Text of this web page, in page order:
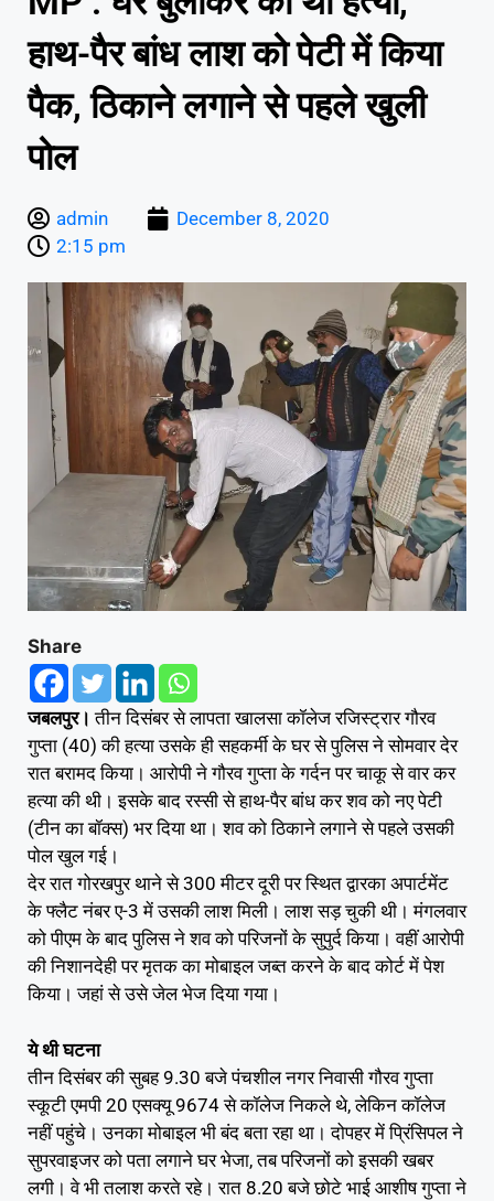
हाथ-पैर बांध लाश को पेटी में किया
पैक, ठिकाने लगाने से पहले खुली
पोल
admin
December 8, 2020
2:15 pm
Share
जबलपुर। तीन दिसंबर से लापता खालसा कॉलेज रजिस्ट्रार गौरव
गुप्ता (40) की हत्या उसके ही सहकर्मी के घर से पुलिस ने सोमवार देर
रात बरामद किया। आरोपी ने गौरव गुप्ता के गर्दन पर चाकू से वार कर
हत्या की थी। इसके बाद रस्सी से हाथ-पैर बांध कर शव को नए पेटी
(टीन का बॉक्स) भर दिया था। शव को ठिकाने लगाने से पहले उसकी
पोल खुल गई।
देर रात गोरखपुर थाने से 300 मीटर दूरी पर स्थित द्वारका अपार्टमेंट
के फ्लैट नंबर ए-3 में उसकी लाश मिली। लाश सड़ चुकी थी। मंगलवार
को पीएम के बाद पुलिस ने शव को परिजनों के सुपुर्द किया। वहीं आरोपी
की निशानदेही पर मृतक का मोबाइल जब्त करने के बाद कोर्ट में पेश
किया। जहां से उसे जेल भेज दिया गया।
ये थी घटना
तीन दिसंबर की सुबह 9.30 बजे पंचशील नगर निवासी गौरव गुप्ता
स्कूटी एमपी 20 एसक्यू 9674 से कॉलेज निकले थे, लेकिन कॉलेज
नहीं पहुंचे। उनका मोबाइल भी बंद बता रहा था। दोपहर में प्रिंसिपल ने
सुपरवाइजर को पता लगाने घर भेजा, तब परिजनों को इसकी खबर
लगी। वे भी तलाश करते रहे। रात 8.20 बजे छोटे भाई आशीष गुप्ता ने